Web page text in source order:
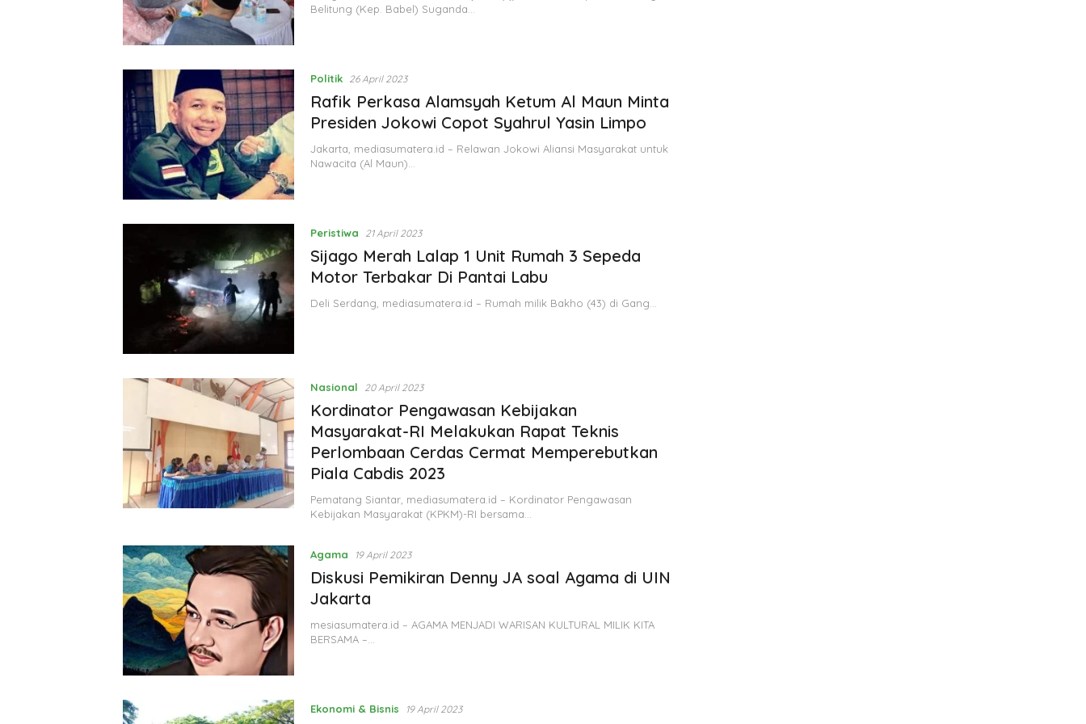
Belitung (Kep. Babel) Suganda…
Politik 26 April 2023
Rafik Perkasa Alamsyah Ketum Al Maun Minta
Presiden Jokowi Copot Syahrul Yasin Limpo
Jakarta, mediasumatera.id – Relawan Jokowi Aliansi Masyarakat untuk
Nawacita (Al Maun)…
Peristiwa 21 April 2023
Sijago Merah Lalap 1 Unit Rumah 3 Sepeda
Motor Terbakar Di Pantai Labu
Deli Serdang, mediasumatera.id – Rumah milik Bakho (43) di Gang…
Nasional 20 April 2023
Kordinator Pengawasan Kebijakan
Masyarakat-RI Melakukan Rapat Teknis
Perlombaan Cerdas Cermat Memperebutkan
Piala Cabdis 2023
Pematang Siantar, mediasumatera.id – Kordinator Pengawasan
Kebijakan Masyarakat (KPKM)-RI bersama…
Agama 19 April 2023
Diskusi Pemikiran Denny JA soal Agama di UIN
Jakarta
mesiasumatera.id – AGAMA MENJADI WARISAN KULTURAL MILIK KITA
BERSAMA –…
Ekonomi & Bisnis 19 April 2023